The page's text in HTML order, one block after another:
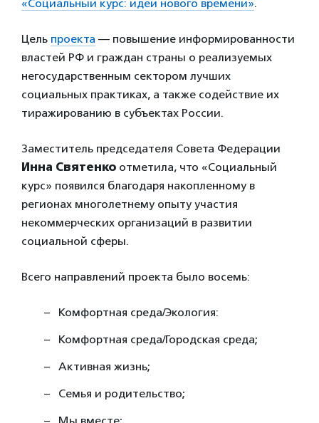
«Социальный курс: идеи нового времени».
Цель проекта — повышение информированности
властей РФ и граждан страны о реализуемых
негосударственным сектором лучших
социальных практиках, а также содействие их
тиражированию в субъектах России.
Заместитель председателя Совета Федерации
Инна Святенко отметила, что «Социальный
курс» появился благодаря накопленному в
регионах многолетнему опыту участия
некоммерческих организаций в развитии
социальной сферы.
Всего направлений проекта было восемь:
Комфортная среда/Экология:
Комфортная среда/Городская среда;
Активная жизнь;
Семья и родительство;